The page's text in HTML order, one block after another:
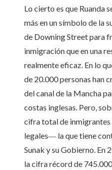
Lo cierto es que Ruanda
más en un símbolo de la
de Downing Street para
inmigración que en una
realmente eficaz. En lo
de 20.000 personas han
del canal de la Mancha
costas inglesas. Pero,
cifra total de
legales― la que tiene
Sunak y su Gobierno. En
la cifra récord de